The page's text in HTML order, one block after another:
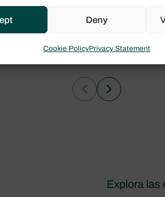
Deny
Cookie PolicyPrivacy Statement
Explora las